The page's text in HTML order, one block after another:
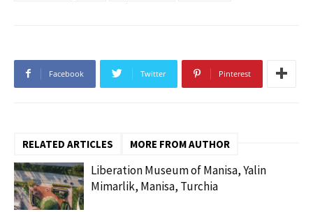
Facebook Twitter Pinterest
RELATED ARTICLES MORE FROM AUTHOR
Liberation Museum of Manisa, Yalin
Mimarlik, Manisa, Turchia